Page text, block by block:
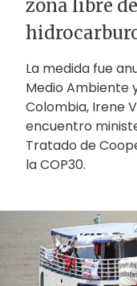
zona libre
La medida fue
Medio Ambiente
Colombia, Irene
encuentro
Tratado de
la COP30.